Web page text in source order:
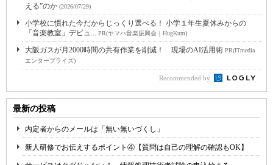
える”のか (2026/07/29)
小学校に慣れた今だからじっくり選べる！ 小学１年生夏休みからの
「音楽教室」デビュ... PR(ヤマハ音楽振興会｜HugKum)
大阪ガスが月2000時間の共有作業を削減！ 現場のAI活用術 PR(ITmedia
エンタープライズ)
Recommended by
最新の投稿
内定者からのメールは「無い無いづくし」
新人研修でお伝えするポイント④【質問は自己の理解の確認もOK】